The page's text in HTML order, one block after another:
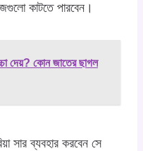
কাটতে পারবেন।
দেয়? কোন জাতের ছাগল
সার ব্যবহার করবেন সে